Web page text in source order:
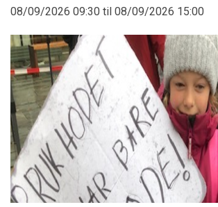
08/09/2026 09:30 til 08/09/2026 15:00